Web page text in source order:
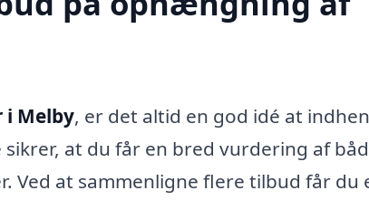
Melby, er det altid en god idé at
at du får en bred vurdering af
Ved at sammenligne flere tilbud får du